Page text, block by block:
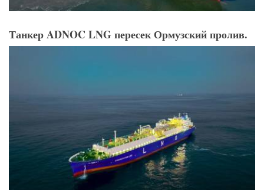
Танкер ADNOC LNG пересек Ормузский пролив.